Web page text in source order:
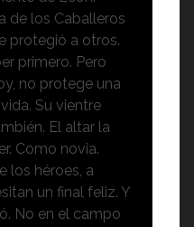
de los Caballeros
protegió a otros.
primero. Pero
no protege una
Su vientre
El altar la
Como novia.
los héroes, a
un final feliz. Y
No en el campo